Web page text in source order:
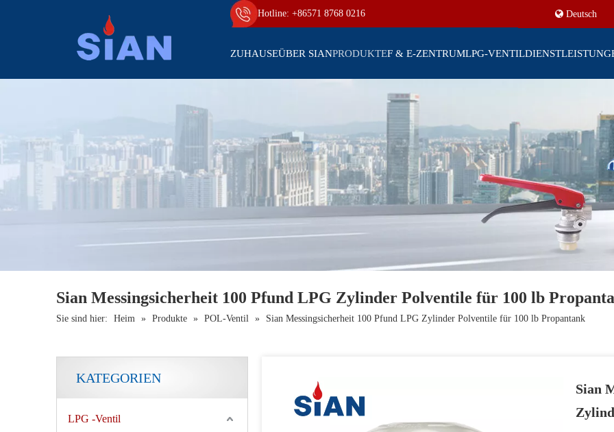
Hotline: +86571 8768 0216 Deutsch
ZUHAUSEÜBER SIANPRODUKTEF & E-ZENTRUMLPG-VENTIL
Sian Messingsicherheit 100 Pfund LPG Zylinder Polventile für 100 lb
Sie sind hier: Heim » Produkte » POL-Ventil » Sian Messingsicherheit 100 Pfund LPG Zylinder Polventile für 100 lb Propantank
KATEGORIEN
LPG -Ventil
Sian